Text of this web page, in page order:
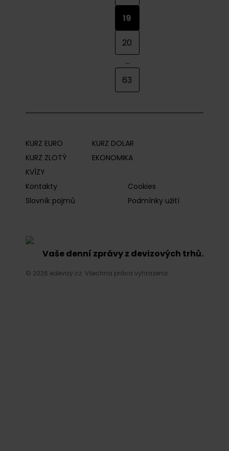
19
20
...
63
KURZ EURO
KURZ DOLAR
KURZ ZLOTÝ
EKONOMIKA
KVÍZY
Kontakty
Cookies
Slovník pojmů
Podmínky užití
Vaše denní zprávy z devizových trhů.
© 2026 edevizy.cz. Všechna práva vyhrazena.